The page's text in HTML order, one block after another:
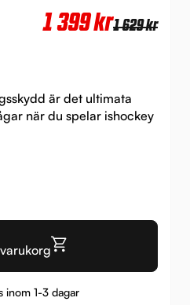
1 629krDet
1 399kr
Det
är det ultimata
när du spelar ishockey
inom 1-3 dagar